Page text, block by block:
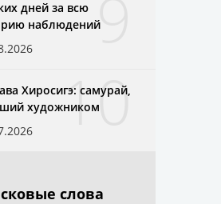
9
дней за всю
наблюдений
10
Хиросигэ: самурай,
художником
слова